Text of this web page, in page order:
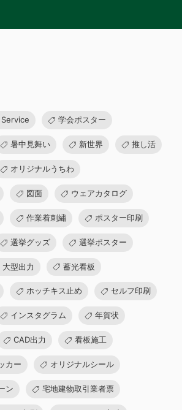
学会ポスター
暑中見舞い 新世界 推し活
オリジナルうちわ
図面 ウェアカタログ
作業着刺繡 ポスター印刷
選挙グッズ 選挙ポスター
大型出力 蓄光看板
ホッチキス止め セルフ印刷
インスタグラム 年賀状
CAD出力 看板施工
カー オリジナルシール
ン 宅地建物取引業者票